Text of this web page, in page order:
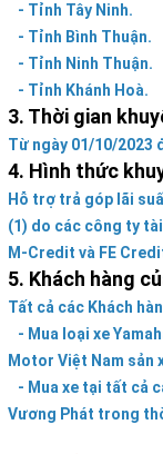
- Tỉnh Tây Ninh.
- Tỉnh Bình Thuận.
- Tỉnh Ninh Thuận.
- Tỉnh Khánh Hoà.
3. Thời gian
Từ ngày 01/10/2023
4. Hình thức
Hỗ trợ trả góp lãi
(1) do các công ty
M-Credit và FE
5. Khách hàng
Tất cả các Khách
- Mua loại xe
Motor Việt Nam sản
- Mua xe tại tất cả
Vương Phát trong